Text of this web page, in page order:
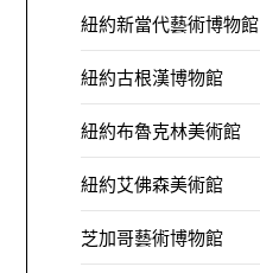
紐約新當代藝術博物館
紐約古根漢博物館
紐約布魯克林美術館
紐約艾佛森美術館
芝加哥藝術博物館